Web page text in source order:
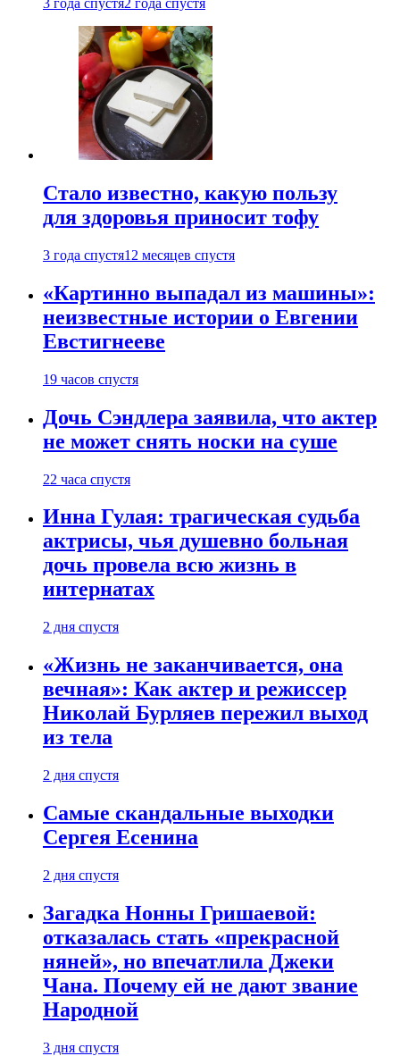
3 года спустя2 года спустя
Стало известно, какую пользу
для здоровья приносит тофу
3 года спустя12 месяцев спустя
«Картинно выпадал из машины»:
неизвестные истории о Евгении
Евстигнееве
19 часов спустя
Дочь Сэндлера заявила, что актер
не может снять носки на суше
22 часа спустя
Инна Гулая: трагическая судьба
актрисы, чья душевно больная
дочь провела всю жизнь в
интернатах
2 дня спустя
«Жизнь не заканчивается, она
вечная»: Как актер и режиссер
Николай Бурляев пережил выход
из тела
2 дня спустя
Самые скандальные выходки
Сергея Есенина
2 дня спустя
Загадка Нонны Гришаевой:
отказалась стать «прекрасной
няней», но впечатлила Джеки
Чана. Почему ей не дают звание
Народной
3 дня спустя